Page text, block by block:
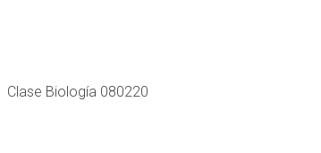
Clase Biología 080220